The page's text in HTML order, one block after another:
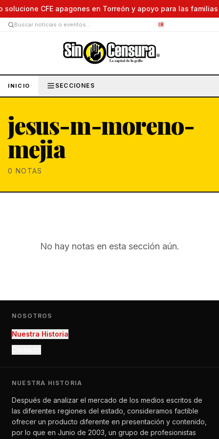
solucione CFE apagones en Torreón y apoyo para las
IR
INICIO SECCIONES
jesus-m-moreno-
mejia
0 NOTAS
No hay notas en esta sección aún.
NOSOTROS
Nuestra Historia
NUESTRA HISTORIA
Después de analizar el mercado de los medios escritos de
las diferentes regiones del estado, consideramos factible
ofrecer un producto diferente en presentación y contenido,
por lo que en Junio de 2003, un grupo de profesionistas